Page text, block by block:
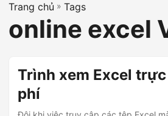
Trang chủ » Tags
online excel
Trình xem Excel
phí